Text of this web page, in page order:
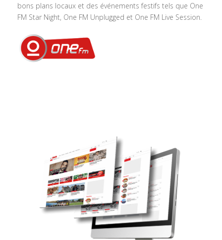
bons plans locaux et des événements festifs tels que One
FM Star Night, One FM Unplugged et One FM Live Session.